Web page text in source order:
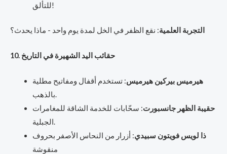
للتألق!
التجربة العلمية: نقع الظفر في الخل لمدة يوم واحد - ماذا يحدث؟
10. حقائب اليد الشهيرة في التاريخ
هيرميس بيركين هيرميس: تستخدم أقفال ومفاتيح مطلية
بالذهب.
حقيبة الظهر جانسبورت: سحّابات للخدمة الشاقة للمغامرات
الجبلية.
ذا لويس فويتون سبيدي: أزرار من النحاس الأصفر بحروف
منقوشة